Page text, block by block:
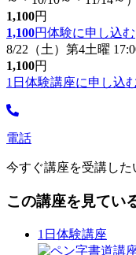
1,100円
1,100円体験に申し込む
8/22（土）第4土曜
1,100円
1日体験講座に申し込
電話
今すぐ講座を受講した
この講座を見てい
1日体験講座